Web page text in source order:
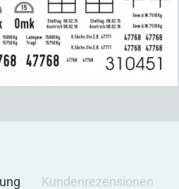
Kundenrezensionen